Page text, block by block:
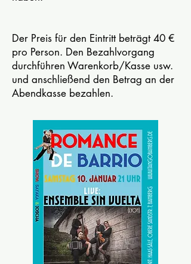
Der Preis für den Eintritt beträgt 40 €
pro Person. Den Bezahlvorgang
durchführen Warenkorb/Kasse usw.
und anschließend den Betrag an der
Abendkasse bezahlen.